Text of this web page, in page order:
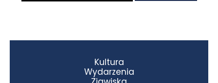
Kultura
Wydarzenia